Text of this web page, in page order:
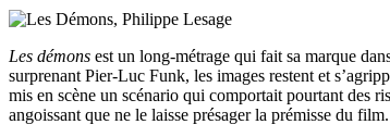
Les démons est un long-métrage qui fait sa marque
surprenant Pier-Luc Funk, les images restent et
mis en scène un scénario qui comportait pourtant des
angoissant que ne le laisse présager la prémisse du film.